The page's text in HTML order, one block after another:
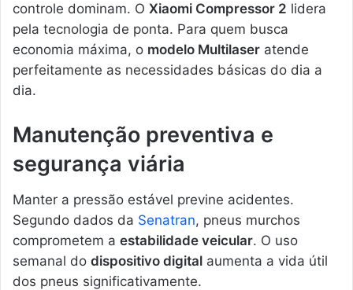
controle dominam. O Xiaomi Compressor 2 lidera
pela tecnologia de ponta. Para quem busca
economia máxima, o modelo Multilaser atende
perfeitamente as necessidades básicas do dia a
dia.
Manutenção preventiva e
segurança viária
Manter a pressão estável previne acidentes.
Segundo dados da Senatran, pneus murchos
comprometem a estabilidade veicular. O uso
semanal do dispositivo digital aumenta a vida útil
dos pneus significativamente.